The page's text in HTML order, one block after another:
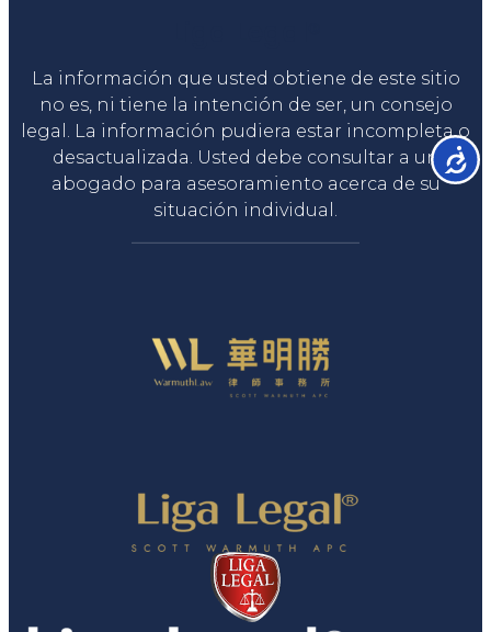
La información que usted obtiene de este sitio
no es, ni tiene la intención de ser, un consejo
legal. La información pudiera estar incompleta o
desactualizada. Usted debe consultar a un
abogado para asesoramiento acerca de su
situación individual.